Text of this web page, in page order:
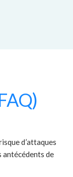
d’attaques
antécédents de